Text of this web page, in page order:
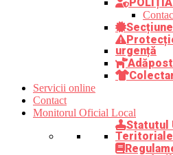
urgență
Servicii online
Contact
Monitorul Oficial Local
Statutul
Teritoriale